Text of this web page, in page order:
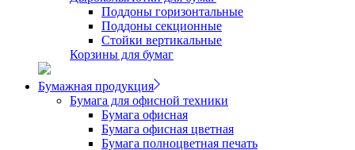
Поддоны горизонтальные
Поддоны секционные
Стойки вертикальные
Корзины для бумаг
Бумажная продукция
Бумага для офисной техники
Бумага офисная
Бумага офисная цветная
Бумага полноцветная печать